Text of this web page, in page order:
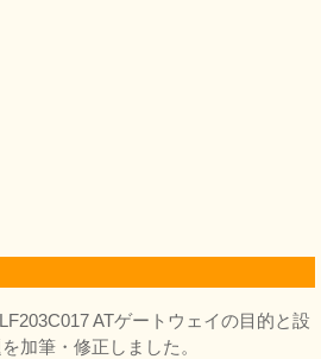
ATゲートウェイの目的と設
加筆・修正しました。